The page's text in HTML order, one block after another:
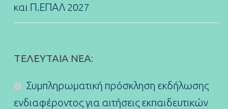
και Π.ΕΠΑΛ 2027
ΤΕΛΕΥΤΑΊΑ ΝΈΑ:
Συμπληρωματική πρόσκληση εκδήλωσης
ενδιαφέροντος για αιτήσεις εκπαιδευτικών